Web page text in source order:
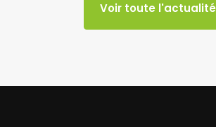
Voir toute l'actualité